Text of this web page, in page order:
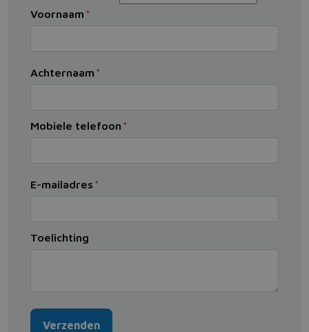
Voornaam
Achternaam
Mobiele telefoon
E-mailadres
Toelichting
Verzenden